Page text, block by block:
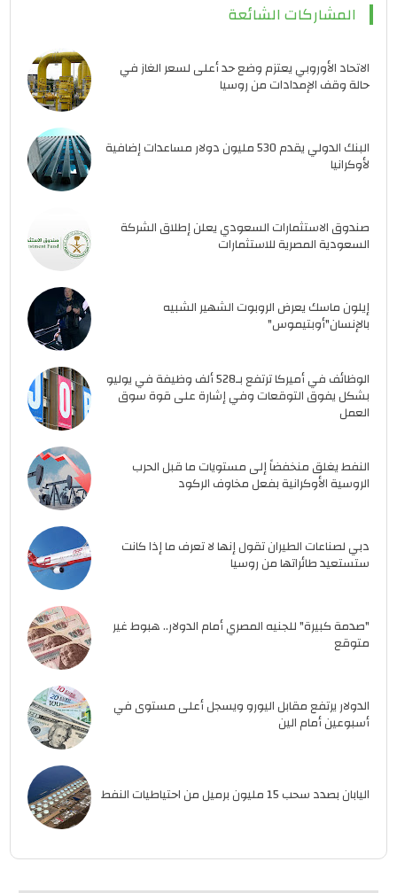
المشاركات الشائعة
الاتحاد الأوروبي يعتزم وضع حد أعلى لسعر الغاز في
حالة وقف الإمدادات من روسيا
البنك الدولي يقدم 530 مليون دولار مساعدات إضافية
لأوكرانيا
صندوق الاستثمارات السعودي يعلن إطلاق الشركة
السعودية المصرية للاستثمارات
إيلون ماسك يعرض الروبوت الشهير الشبيه
بالإنسان"أوبتيموس"
الوظائف في أميركا ترتفع بـ528 ألف وظيفة في يوليو
بشكل يفوق التوقعات وفي إشارة على قوة سوق
العمل
النفط يغلق منخفضاً إلى مستويات ما قبل الحرب
الروسية الأوكرانية بفعل مخاوف الركود
دبي لصناعات الطيران تقول إنها لا تعرف ما إذا كانت
ستستعيد طائراتها من روسيا
"صدمة كبيرة" للجنيه المصري أمام الدولار.. هبوط غير
متوقع
الدولار يرتفع مقابل اليورو ويسجل أعلى مستوى في
أسبوعين أمام الين
اليابان بصدد سحب 15 مليون برميل من احتياطيات النفط